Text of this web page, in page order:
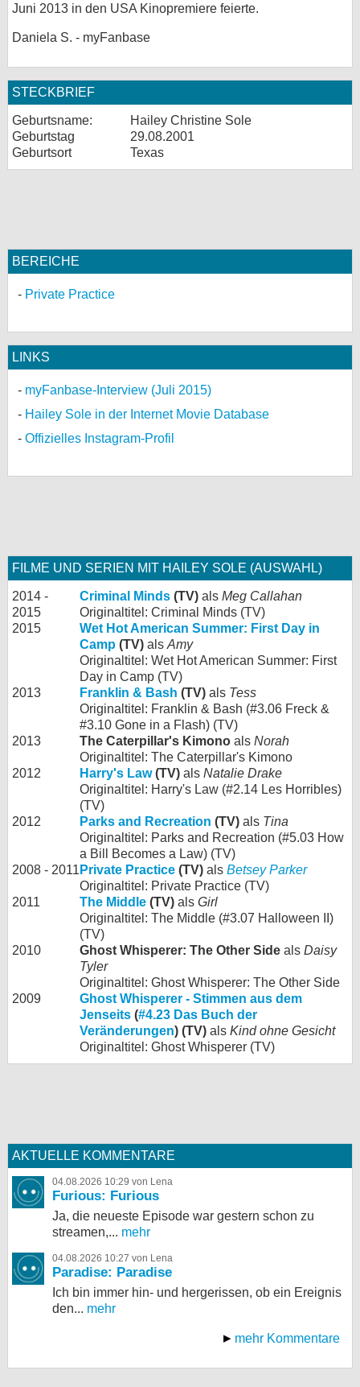
Juni 2013 in den USA Kinopremiere feierte.
Daniela S. - myFanbase
STECKBRIEF
Geburtsname:
Hailey Christine Sole
Geburtstag
29.08.2001
Geburtsort
Texas
BEREICHE
Private Practice
LINKS
myFanbase-Interview (Juli 2015)
Hailey Sole in der Internet Movie Database
Offizielles Instagram-Profil
FILME UND SERIEN MIT HAILEY SOLE (AUSWAHL)
2014 -
2015
Criminal Minds (TV) als Meg Callahan
Originaltitel: Criminal Minds (TV)
2015
Wet Hot American Summer: First Day in
Camp (TV) als Amy
Originaltitel: Wet Hot American Summer: First
Day in Camp (TV)
2013
Franklin & Bash (TV) als Tess
Originaltitel: Franklin & Bash (#3.06 Freck &
#3.10 Gone in a Flash) (TV)
2013
The Caterpillar's Kimono als Norah
Originaltitel: The Caterpillar's Kimono
2012
Harry's Law(TV) als Natalie Drake
Originaltitel: Harry's Law (#2.14 Les Horribles)
(TV)
2012
Parks and Recreation (TV) als Tina
Originaltitel: Parks and Recreation (#5.03 How
a Bill Becomes a Law) (TV)
2008 - 2011 Private Practice (TV) als Betsey Parker
Originaltitel: Private Practice (TV)
2011
The Middle (TV) als Girl
Originaltitel: The Middle (#3.07 Halloween II)
(TV)
2010
Ghost Whisperer: The Other Side als Daisy
Tyler
Originaltitel: Ghost Whisperer: The Other Side
2009
Ghost Whisperer - Stimmen aus dem
Jenseits (#4.23 Das Buch der
Veränderungen) (TV) als Kind ohne Gesicht
Originaltitel: Ghost Whisperer (TV)
AKTUELLE KOMMENTARE
04.08.2026 10:29 von Lena
Furious: Furious
Ja, die neueste Episode war gestern schon zu
streamen,... mehr
04.08.2026 10:27 von Lena
Paradise: Paradise
Ich bin immer hin- und hergerissen, ob ein Ereignis
den... mehr
mehr Kommentare